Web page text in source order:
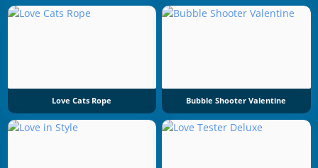
Love Cats Rope Bubble Shooter Valentine